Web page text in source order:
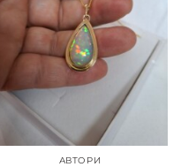
АВТОРИ